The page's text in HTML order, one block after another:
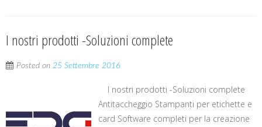
I nostri prodotti -Soluzioni complete
Posted on 25 Settembre 2016
I nostri prodotti -Soluzioni complete
Antitaccheggio Stampanti per etichette e
card Software completi per la creazione